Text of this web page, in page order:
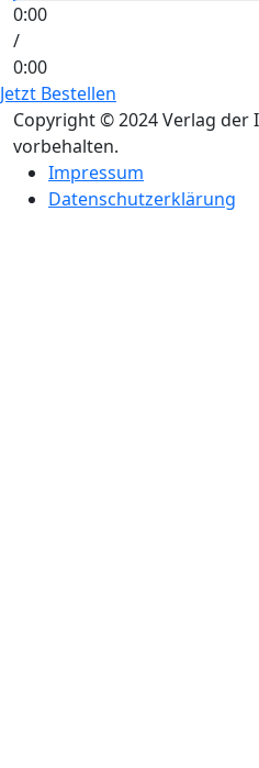
0:00
/
0:00
Jetzt Bestellen
Copyright © 2024 Verlag der
vorbehalten.
Impressum
Datenschutzerklärung